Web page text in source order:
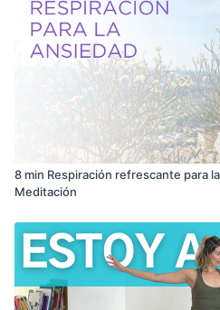
8 min Respiración refrescante para la
Meditación